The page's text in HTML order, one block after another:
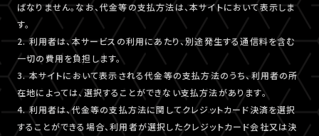
ばなりません。なお、代金等の支払方法は、本サイトにおいて表示しま
す。
2. 利用者は、本サービスの利用にあたり、別途発生する通信料を含む
一切の費用を負担します。
3. 本サイトにおいて表示される代金等の支払方法のうち、利用者の所
在地によっては、選択することができない支払方法があります。
4. 利用者は、代金等の支払方法に関してクレジットカード決済を選択
することができる場合、利用者が選択したクレジットカード会社又は決